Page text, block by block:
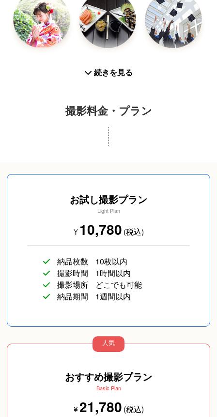
り/当日撮り)
友達 長寿／還暦
続きを見る
撮影料金・プラン
お試し撮影プラン
Light Plan
¥10,780 (税込)
納品枚数
10枚以内
撮影時間
1時間以内
撮影場所
どこでも可能
納品期間
1週間以内
人気
おすすめ撮影プラン
Basic Plan
¥21,780 (税込)